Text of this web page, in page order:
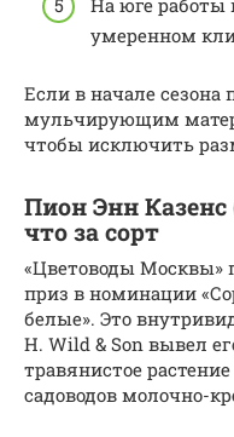
На юге работы
умеренном
Если в начале сезона
мульчирующим
чтобы исключить
Пион Энн Казенс
что за сорт
«Цветоводы Москвы»
приз в номинации
белые». Это
H. Wild & Son вывел
травянистое
садоводов молочно-